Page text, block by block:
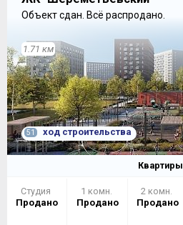
Объект сдан. Всё распродано.
1.71 км
51 ход строительства
Квартиры
Студия
Продано
1 комн.
Продано
2 комн.
Продано